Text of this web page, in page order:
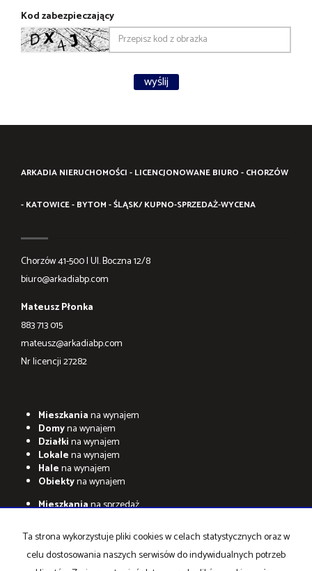
Kod zabezpieczający
ARKADIA NIERUCHOMOŚCI - LICENCJONOWANE BIURO - CHORZÓW
- KATOWICE - BYTOM - ŚLĄSK/ KUPNO-SPRZEDAŻ-WYCENA
Chorzów 41-500 | Ul. Boczna 12/8
biuro@arkadiabp.com
Mateusz Płonka
883 713 015
mateusz@arkadiabp.com
Nr licencji 27282
Mieszkaniana wynajem
Domyna wynajem
Działkina wynajem
Lokalena wynajem
Halena wynajem
Obiektyna wynajem
Mieszkaniana sprzedaż
Działkina sprzedaż
Lokalena sprzedaż
Halena sprzedaż
Ta strona wykorzystuje pliki cookies w celach statystycznych oraz w
celu dostosowania naszych serwisów do indywidualnych potrzeb